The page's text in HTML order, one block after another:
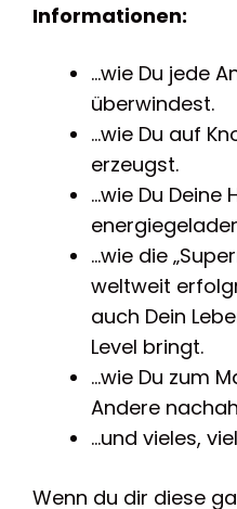
Informationen:
…wie Du jede
überwindest.
…wie Du auf
erzeugst.
…wie Du Deine
…wie die
weltweit
auch Dein
Level bringt.
…wie Du zum
Andere
…und vieles,
Wenn du dir diese